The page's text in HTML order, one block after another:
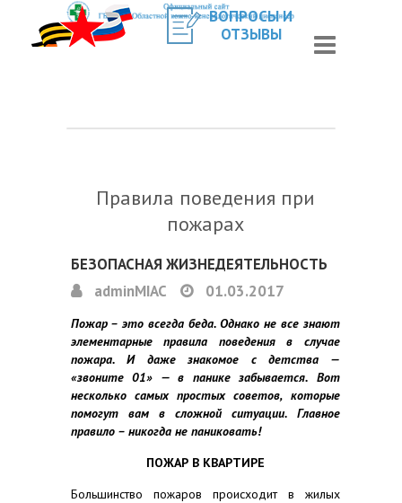
ВОПРОСЫ И
ОТЗЫВЫ
Правила поведения при
пожарах
БЕЗОПАСНАЯ ЖИЗНЕДЕЯТЕЛЬНОСТЬ
adminMIAC
01.03.2017
Пожар – это всегда беда. Однако не все знают
элементарные правила поведения в случае
пожара. И даже знакомое с детства —
«звоните 01» — в панике забывается. Вот
несколько самых простых советов, которые
помогут вам в сложной ситуации. Главное
правило – никогда не паниковать!
ПОЖАР В КВАРТИРЕ
Большинство пожаров происходит в жилых